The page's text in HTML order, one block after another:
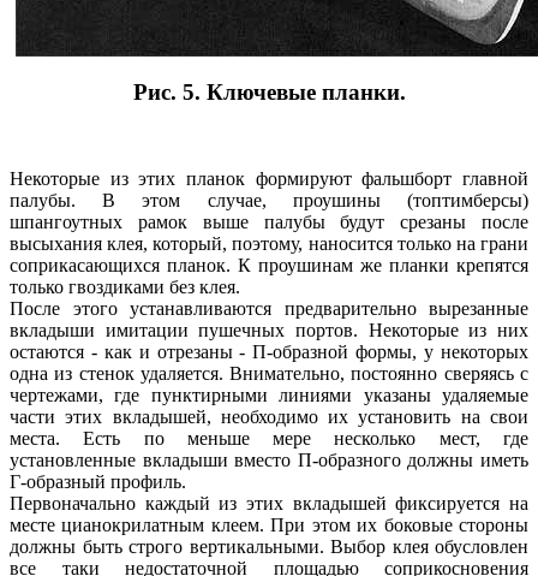
Рис. 5. Ключевые планки.
Некоторые из этих планок формируют фальшборт главной
палубы. В этом случае, проушины (топтимберсы)
шпангоутных рамок выше палубы будут срезаны после
высыхания клея, который, поэтому, наносится только на грани
соприкасающихся планок. К проушинам же планки крепятся
только гвоздиками без клея.
После этого устанавливаются предварительно вырезанные
вкладыши имитации пушечных портов. Некоторые из них
остаются - как и отрезаны - П-образной формы, у некоторых
одна из стенок удаляется. Внимательно, постоянно сверяясь с
чертежами, где пунктирными линиями указаны удаляемые
части этих вкладышей, необходимо их установить на свои
места. Есть по меньше мере несколько мест, где
установленные вкладыши вместо П-образного должны иметь
Г-образный профиль.
Первоначально каждый из этих вкладышей фиксируется на
месте цианокрилатным клеем. При этом их боковые стороны
должны быть строго вертикальными. Выбор клея обусловлен
все таки недостаточной площадью соприкосновения